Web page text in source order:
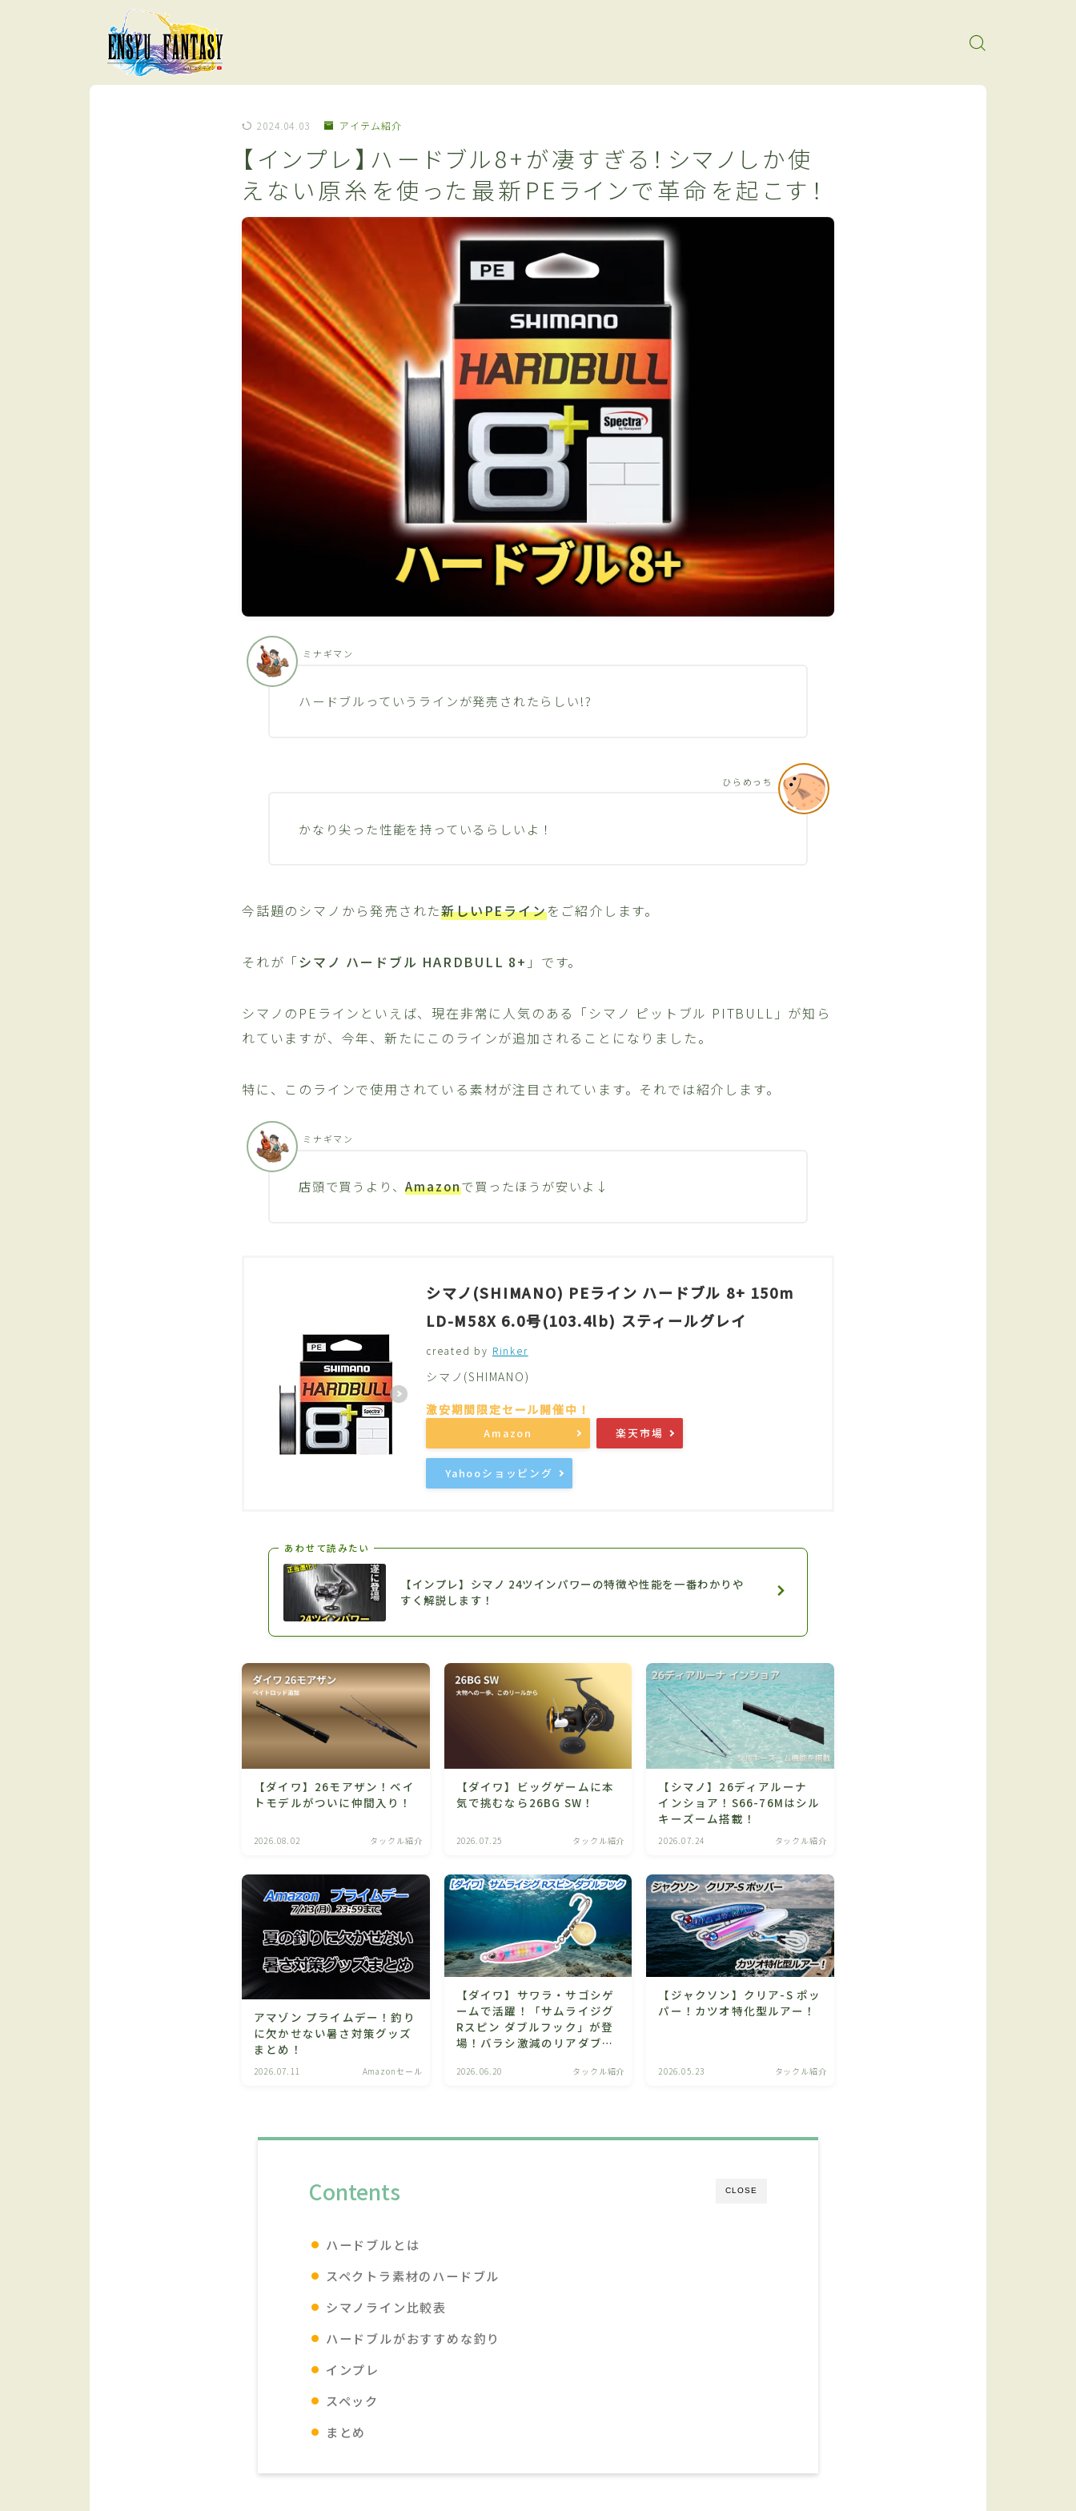
2024.04.03 アイテム紹介
【インプレ】ハードブル8+が凄すぎる！シマノしか使
えない原糸を使った最新PEラインで革命を起こす！
ハードブルっていうラインが発売されたらしい!?
ミナギマン
かなり尖った性能を持っているらしいよ！
ひらめっち
今話題のシマノから発売された新しいPEラインをご紹介します。
それが「シマノ ハードブル HARDBULL 8+ 」です。
シマノのPEラインといえば、現在非常に人気のある「シマノ ピットブル PITBULL」が知ら
れていますが、今年、新たにこのラインが追加されることになりました。
特に、このラインで使用されている素材が注目されています。それでは紹介します。
店頭で買うより、Amazonで買ったほうが安いよ↓
ミナギマン
シマノ(SHIMANO) PEライン ハードブル 8+ 150m
LD-M58X 6.0号(103.4lb) スティールグレイ
created by Rinker
シマノ(SHIMANO)
Amazon 楽天市場
Yahooショッピング
あわせて読みたい
【インプレ】シマノ 24ツインパワーの特徴や性能を一番わかりや
すく解説します！
【ダイワ】26モアザン！ベイ
トモデルがついに仲間入り！
2026.08.02 タックル紹介
【ダイワ】ビッグゲームに本
気で挑むなら26BG SW！
2026.07.25 タックル紹介
【シマノ】26ディアルーナ
インショア！S66-76Mはシル
キーズーム搭載！
2026.07.24 タックル紹介
アマゾン プライムデー！釣り
に欠かせない暑さ対策グッズ
まとめ！
2026.07.11 Amazonセール
【ダイワ】サワラ・サゴシゲ
ームで活躍！「サムライジグ
Rスピン ダブルフック」が登
場！バラシ激減のリアダブル
2026.06.20 タックル紹介
【ジャクソン】クリア-S ポッ
パー！カツオ特化型ルアー！
2026.05.23 タックル紹介
CLOSE
Contents
ハードブルとは
スペクトラ素材のハードブル
シマノライン比較表
ハードブルがおすすめな釣り
インプレ
スペック
まとめ